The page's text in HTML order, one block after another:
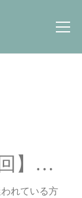
【100切り講座 第36回】ゴルフボールはどれが良い？
れている方